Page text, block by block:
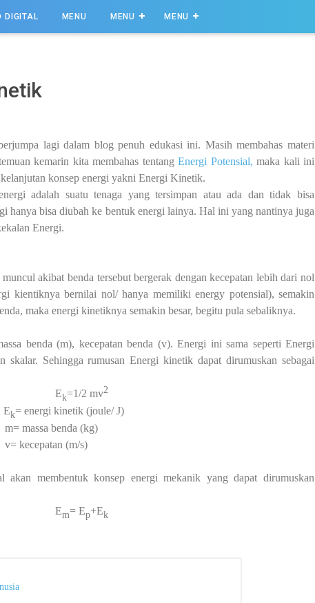
DIGITAL MENU MENU MENU
lagi dalam blog penuh edukasi ini. Masih membahas materi
kemarin kita membahas tentangEnergi Potensial,maka kali ini
konsep energi yakni Energi Kinetik.
adalah suatu tenaga yang tersimpan atau ada dan tidak bisa
hanya bisa diubah ke bentuk energi lainya. Hal ini yang nantinya juga
Energi.
akibat benda tersebut bergerak dengan kecepatan lebih dari nol
kientiknya bernilai nol/ hanya memiliki energy potensial), semakin
maka energi kinetiknya semakin besar, begitu pula sebaliknya.
benda (m), kecepatan benda (v). Energi ini sama seperti Energi
skalar. Sehingga rumusan Energi kinetik dapat dirumuskan sebagai
Ek=1/2 mv2
Ek= energi kinetik (joule/ J)
benda (kg)
(m/s)
akan membentuk konsep energi mekanik yang dapat dirumuskan
Em= Ep+Ek